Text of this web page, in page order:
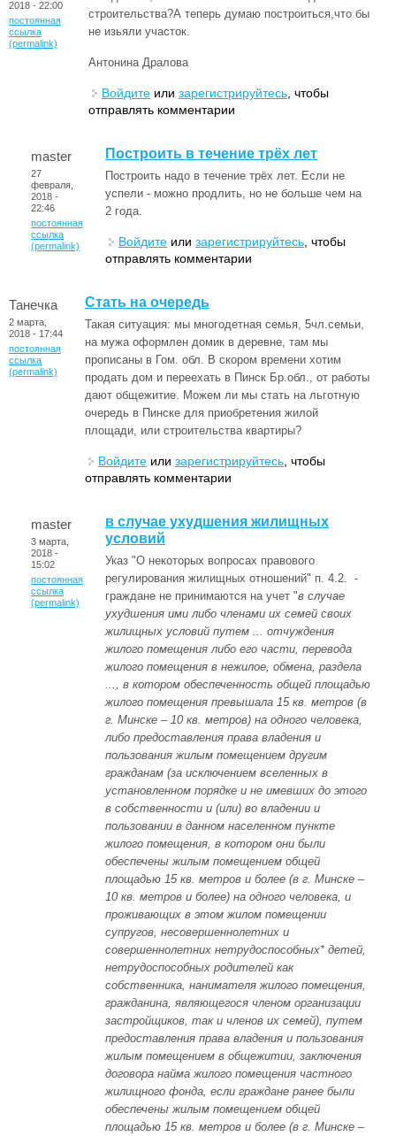
2018 - 22:00
постоянная
ссылка
(permalink)
строительства?А теперь думаю построиться,что бы
не изьяли участок.
Антонина Дралова
Войдите или зарегистрируйтесь , чтобы
отправлять комментарии
master
27
февраля,
2018 -
22:46
постоянная
ссылка
(permalink)
Построить в течение трёх лет
Построить надо в течение трёх лет. Если не
успели - можно продлить, но не больше чем на
2 года.
Войдите или зарегистрируйтесь , чтобы
отправлять комментарии
Танечка
2 марта,
2018 - 17:44
постоянная
ссылка
(permalink)
Стать на очередь
Такая ситуация: мы многодетная семья, 5чл.семьи,
на мужа оформлен домик в деревне, там мы
прописаны в Гом. обл. В скором времени хотим
продать дом и переехать в Пинск Бр.обл., от работы
дают общежитие. Можем ли мы стать на льготную
очередь в Пинске для приобретения жилой
площади, или строительства квартиры?
Войдите или зарегистрируйтесь , чтобы
отправлять комментарии
master
3 марта,
2018 -
15:02
постоянная
ссылка
(permalink)
в случае ухудшения жилищных
условий
Указ "О некоторых вопросах правового
регулирования жилищных отношений" п. 4.2. -
граждане не принимаются на учет "в случае
ухудшения ими либо членами их семей своих
жилищных условий путем ... отчуждения
жилого помещения либо его части, перевода
жилого помещения в нежилое, обмена, раздела
..., в котором обеспеченность общей площадью
жилого помещения превышала 15 кв. метров (в
г. Минске – 10 кв. метров) на одного человека,
либо предоставления права владения и
пользования жилым помещением другим
гражданам (за исключением вселенных в
установленном порядке и не имевших до этого
в собственности и (или) во владении и
пользовании в данном населенном пункте
жилого помещения, в котором они были
обеспечены жилым помещением общей
площадью 15 кв. метров и более (в г. Минске –
10 кв. метров и более) на одного человека, и
проживающих в этом жилом помещении
супругов, несовершеннолетних и
совершеннолетних нетрудоспособных* детей,
нетрудоспособных родителей как
собственника, нанимателя жилого помещения,
гражданина, являющегося членом организации
застройщиков, так и членов их семей), путем
предоставления права владения и пользования
жилым помещением в общежитии, заключения
договора найма жилого помещения частного
жилищного фонда, если граждане ранее были
обеспечены жилым помещением общей
площадью 15 кв. метров и более (в г. Минске –